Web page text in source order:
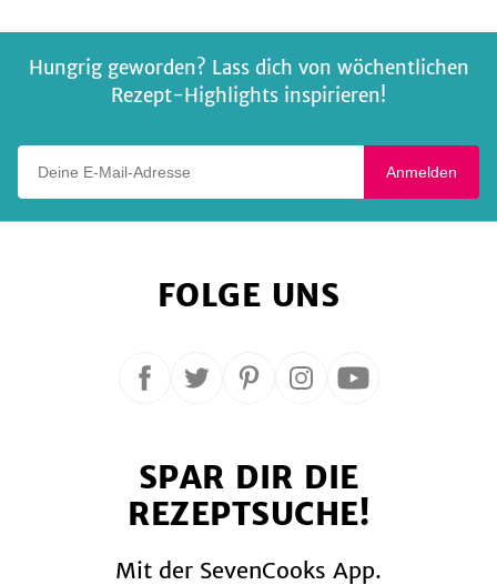
Hungrig geworden? Lass dich von wöchentlichen
Rezept-Highlights inspirieren!
Anmelden
FOLGE UNS
Folge
Facebook
Folge
Twitter
Folge
Pinterest
Folge
Instagram
Folge
YouTube
SPAR DIR DIE
REZEPTSUCHE!
Mit der SevenCooks App.